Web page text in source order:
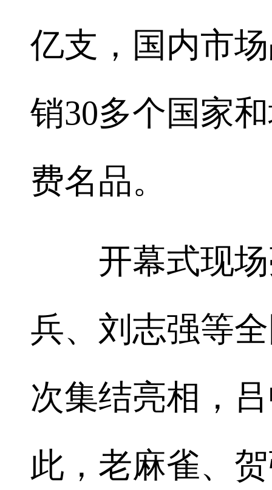
亿支，国内市
销30多个国家
费名品。
开幕式现场
兵、刘志强等
次集结亮相，
此，老麻雀、